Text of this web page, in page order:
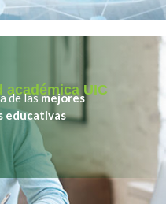
académica UIC
de lasmejores
educativas